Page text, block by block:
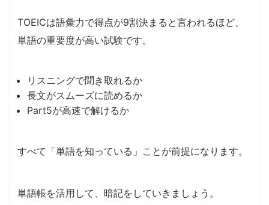
TOEICは語彙力で得点が9割決まると言われるほど、
単語の重要度が高い試験です。
リスニングで聞き取れるか
長文がスムーズに読めるか
Part5が高速で解けるか
すべて「単語を知っている」ことが前提になります。
単語帳を活用して、暗記をしていきましょう。